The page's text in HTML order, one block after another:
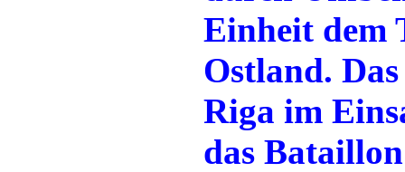
Einheit dem
Ostland.
Riga im
das